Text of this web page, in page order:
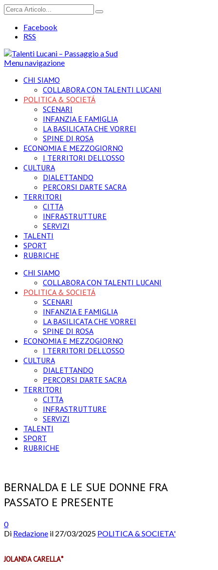
Facebook
RSS
Menu navigazione
CHI SIAMO
COLLABORA CON TALENTI LUCANI
POLITICA & SOCIETÁ
SCENARI
INFANZIA E FAMIGLIA
LA BASILICATA CHE VORREI
SPINE DI ROSA
ECONOMIA E MEZZOGIORNO
I TERRITORI DELL’OSSO
CULTURA
DIALETTANDO
PERCORSI D’ARTE SACRA
TERRITORI
CITTA
INFRASTRUTTURE
SERVIZI
TALENTI
SPORT
RUBRICHE
CHI SIAMO
COLLABORA CON TALENTI LUCANI
POLITICA & SOCIETÁ
SCENARI
INFANZIA E FAMIGLIA
LA BASILICATA CHE VORREI
SPINE DI ROSA
ECONOMIA E MEZZOGIORNO
I TERRITORI DELL’OSSO
CULTURA
DIALETTANDO
PERCORSI D’ARTE SACRA
TERRITORI
CITTA
INFRASTRUTTURE
SERVIZI
TALENTI
SPORT
RUBRICHE
BERNALDA E LE SUE DONNE FRA
PASSATO E PRESENTE
0
Di Redazione il 27/03/2025 POLITICA & SOCIETA'
JOLANDA CARELLA*